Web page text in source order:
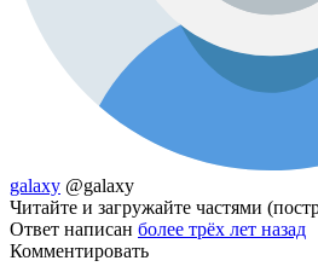
galaxy @galaxy
Читайте и загружайте частями
Ответ написан более трёх лет назад
Комментировать